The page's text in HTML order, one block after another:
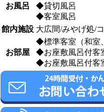
お風呂
◆貸切風呂
◆客室風呂
館内施設 大広間/みやげ処/
お部屋
◆標準客室（和室
◆お座敷風呂付客
◆お座敷風呂付客